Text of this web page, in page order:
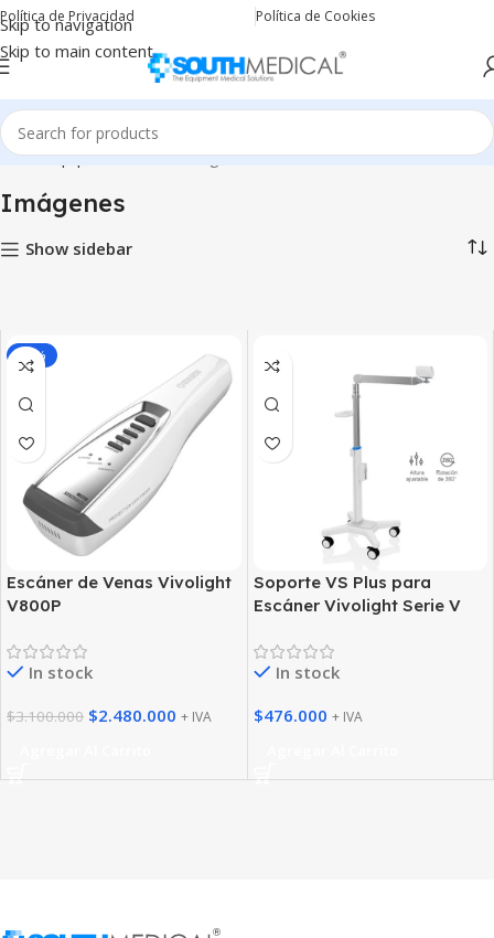
Skip to navigation
Skip to main content
Política de Privacidad Política de Cookies
Inicio Equipos Médicos Imágenes
Imágenes
Show sidebar
-20%
Escáner de Venas Vivolight
V800P
In stock
$3.100.000 $2.480.000 + IVA
Soporte VS Plus para
Escáner Vivolight Serie V
In stock
$476.000 + IVA